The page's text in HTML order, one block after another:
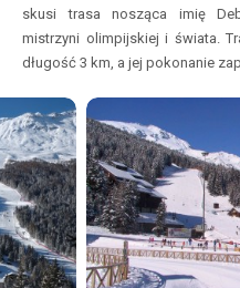
skusi trasa nosząca imię
mistrzyni olimpijskiej i świata.
długość 3 km, a jej pokonanie